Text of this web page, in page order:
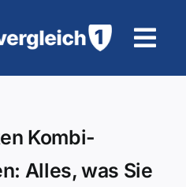
Kombi-
Alles, was Sie